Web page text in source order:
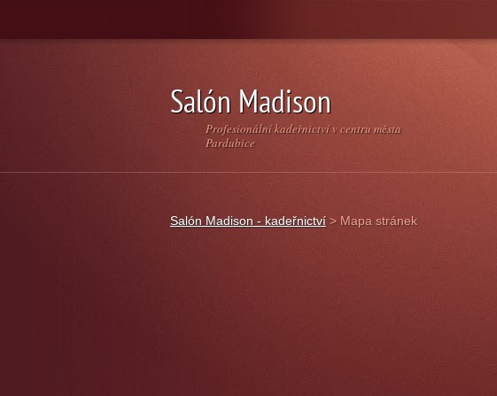
Salón Madison
Profesionální kadeřnictví v centru města
Pardubice
Salón Madison - kadeřnictví > Mapa stránek